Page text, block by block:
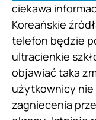
ciekawa
Koreańskie
telefon będzie
ultracienkie
objawiać taka
użytkownicy
zagniecenia